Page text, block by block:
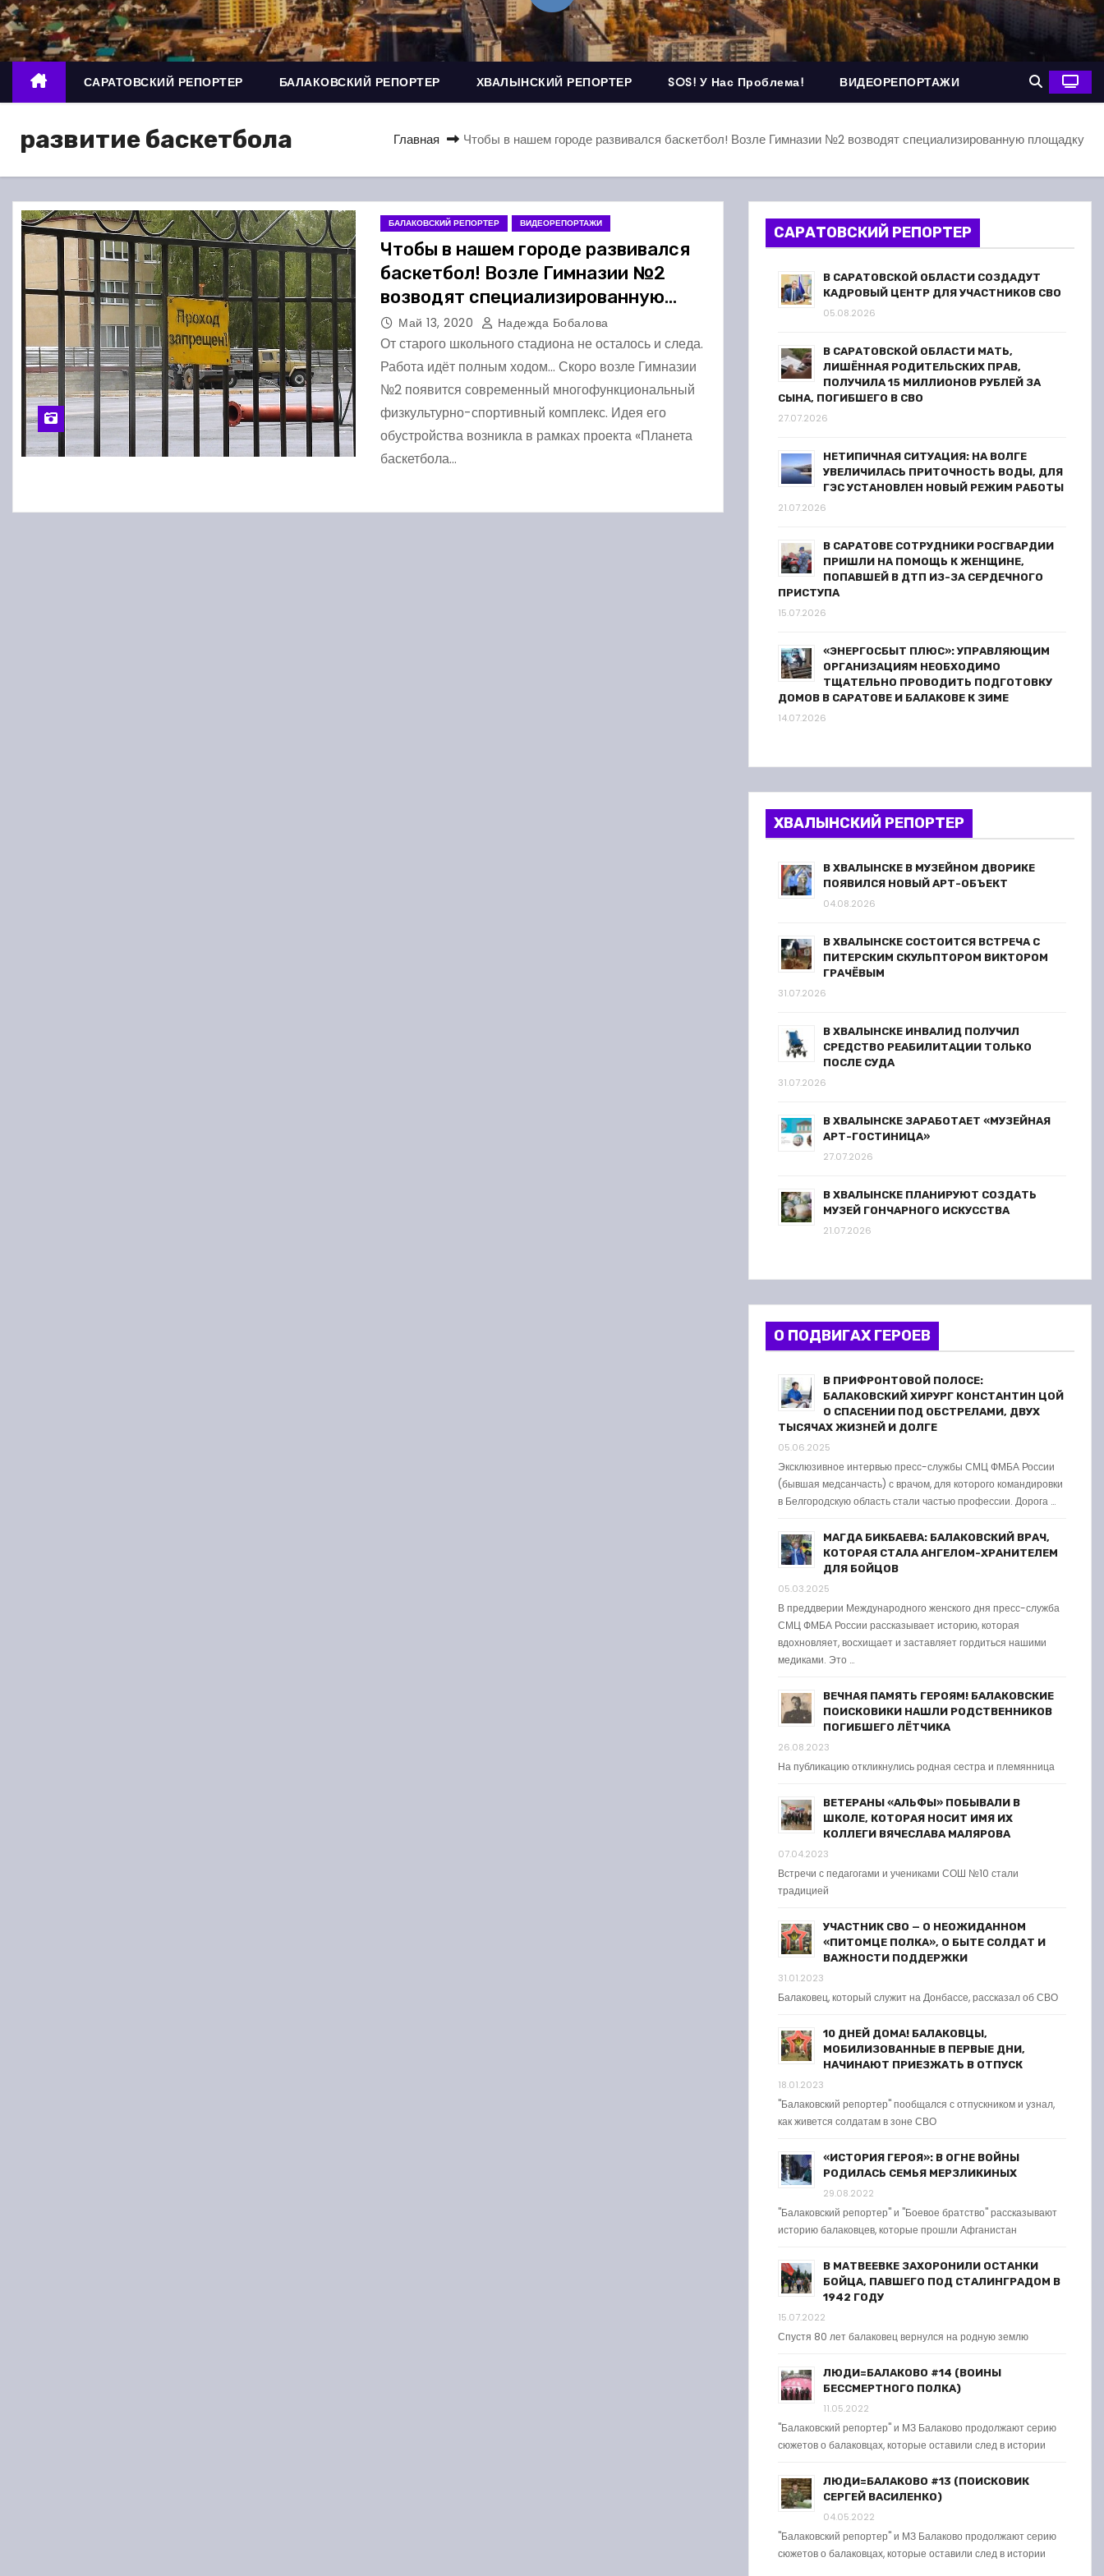
о
м
у
САРАТОВСКИЙ РЕПОРТЕР БАЛАКОВСКИЙ РЕПОРТЕР ХВАЛЫНСКИЙ РЕПОРТЕР SOS! У Нас Проблема! ВИДЕОРЕПОРТАЖИ
развитие баскетбола Главная Чтобы в нашем городе развивался баскетбол! Возле Гимназии №2 возводят специализированную площадку
БАЛАКОВСКИЙ РЕПОРТЕР ВИДЕОРЕПОРТАЖИ
Чтобы в нашем городе развивался
баскетбол! Возле Гимназии №2
возводят специализированную
площадку
Май 13, 2020 Надежда Бобалова
От старого школьного стадиона не осталось и следа.
Работа идёт полным ходом… Скоро возле Гимназии
№2 появится современный многофункциональный
физкультурно-спортивный комплекс. Идея его
обустройства возникла в рамках проекта «Планета
баскетбола…
САРАТОВСКИЙ РЕПОРТЕР
В САРАТОВСКОЙ ОБЛАСТИ СОЗДАДУТ
КАДРОВЫЙ ЦЕНТР ДЛЯ УЧАСТНИКОВ СВО
05.08.2026
В САРАТОВСКОЙ ОБЛАСТИ МАТЬ,
ЛИШЁННАЯ РОДИТЕЛЬСКИХ ПРАВ,
ПОЛУЧИЛА 15 МИЛЛИОНОВ РУБЛЕЙ ЗА
СЫНА, ПОГИБШЕГО В СВО
27.07.2026
НЕТИПИЧНАЯ СИТУАЦИЯ: НА ВОЛГЕ
УВЕЛИЧИЛАСЬ ПРИТОЧНОСТЬ ВОДЫ, ДЛЯ
ГЭС УСТАНОВЛЕН НОВЫЙ РЕЖИМ РАБОТЫ
21.07.2026
В САРАТОВЕ СОТРУДНИКИ РОСГВАРДИИ
ПРИШЛИ НА ПОМОЩЬ К ЖЕНЩИНЕ,
ПОПАВШЕЙ В ДТП ИЗ-ЗА СЕРДЕЧНОГО
ПРИСТУПА
15.07.2026
«ЭНЕРГОСБЫТ ПЛЮС»: УПРАВЛЯЮЩИМ
ОРГАНИЗАЦИЯМ НЕОБХОДИМО
ТЩАТЕЛЬНО ПРОВОДИТЬ ПОДГОТОВКУ
ДОМОВ В САРАТОВЕ И БАЛАКОВЕ К ЗИМЕ
14.07.2026
ХВАЛЫНСКИЙ РЕПОРТЕР
В ХВАЛЫНСКЕ В МУЗЕЙНОМ ДВОРИКЕ
ПОЯВИЛСЯ НОВЫЙ АРТ-ОБЪЕКТ
04.08.2026
В ХВАЛЫНСКЕ СОСТОИТСЯ ВСТРЕЧА С
ПИТЕРСКИМ СКУЛЬПТОРОМ ВИКТОРОМ
ГРАЧЁВЫМ
31.07.2026
В ХВАЛЫНСКЕ ИНВАЛИД ПОЛУЧИЛ
СРЕДСТВО РЕАБИЛИТАЦИИ ТОЛЬКО
ПОСЛЕ СУДА
31.07.2026
В ХВАЛЫНСКЕ ЗАРАБОТАЕТ «МУЗЕЙНАЯ
АРТ-ГОСТИНИЦА»
27.07.2026
В ХВАЛЫНСКЕ ПЛАНИРУЮТ СОЗДАТЬ
МУЗЕЙ ГОНЧАРНОГО ИСКУССТВА
21.07.2026
О ПОДВИГАХ ГЕРОЕВ
В ПРИФРОНТОВОЙ ПОЛОСЕ:
БАЛАКОВСКИЙ ХИРУРГ КОНСТАНТИН ЦОЙ
О СПАСЕНИИ ПОД ОБСТРЕЛАМИ, ДВУХ
ТЫСЯЧАХ ЖИЗНЕЙ И ДОЛГЕ
05.06.2025
Эксклюзивное интервью пресс-службы СМЦ ФМБА России
(бывшая медсанчасть) с врачом, для которого командировки
в Белгородскую область стали частью профессии. Дорога …
МАГДА БИКБАЕВА: БАЛАКОВСКИЙ ВРАЧ,
КОТОРАЯ СТАЛА АНГЕЛОМ-ХРАНИТЕЛЕМ
ДЛЯ БОЙЦОВ
05.03.2025
В преддверии Международного женского дня пресс-служба
СМЦ ФМБА России рассказывает историю, которая
вдохновляет, восхищает и заставляет гордиться нашими
медиками. Это …
ВЕЧНАЯ ПАМЯТЬ ГЕРОЯМ! БАЛАКОВСКИЕ
ПОИСКОВИКИ НАШЛИ РОДСТВЕННИКОВ
ПОГИБШЕГО ЛЁТЧИКА
26.08.2023
На публикацию откликнулись родная сестра и племянница
ВЕТЕРАНЫ «АЛЬФЫ» ПОБЫВАЛИ В
ШКОЛЕ, КОТОРАЯ НОСИТ ИМЯ ИХ
КОЛЛЕГИ ВЯЧЕСЛАВА МАЛЯРОВА
07.04.2023
Встречи с педагогами и учениками СОШ №10 стали
традицией
УЧАСТНИК СВО — О НЕОЖИДАННОМ
«ПИТОМЦЕ ПОЛКА», О БЫТЕ СОЛДАТ И
ВАЖНОСТИ ПОДДЕРЖКИ
31.01.2023
Балаковец, который служит на Донбассе, рассказал об СВО
10 ДНЕЙ ДОМА! БАЛАКОВЦЫ,
МОБИЛИЗОВАННЫЕ В ПЕРВЫЕ ДНИ,
НАЧИНАЮТ ПРИЕЗЖАТЬ В ОТПУСК
18.01.2023
"Балаковский репортер" пообщался с отпускником и узнал,
как живется солдатам в зоне СВО
«ИСТОРИЯ ГЕРОЯ»: В ОГНЕ ВОЙНЫ
РОДИЛАСЬ СЕМЬЯ МЕРЗЛИКИНЫХ
29.08.2022
"Балаковский репортер" и "Боевое братство" рассказывают
историю балаковцев, которые прошли Афганистан
В МАТВЕЕВКЕ ЗАХОРОНИЛИ ОСТАНКИ
БОЙЦА, ПАВШЕГО ПОД СТАЛИНГРАДОМ В
1942 ГОДУ
15.07.2022
Спустя 80 лет балаковец вернулся на родную землю
ЛЮДИ=БАЛАКОВО #14 (ВОИНЫ
БЕССМЕРТНОГО ПОЛКА)
11.05.2022
"Балаковский репортер" и МЗ Балаково продолжают серию
сюжетов о балаковцах, которые оставили след в истории
ЛЮДИ=БАЛАКОВО #13 (ПОИСКОВИК
СЕРГЕЙ ВАСИЛЕНКО)
04.05.2022
"Балаковский репортер" и МЗ Балаково продолжают серию
сюжетов о балаковцах, которые оставили след в истории